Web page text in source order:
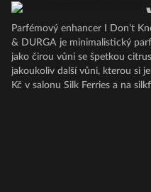
Parfémový enhancer I Don’t
& DURGA je minimalistický
jako čirou vůni se špetkou
jakoukoliv další vůni, kterou si
Kč v salonu Silk Ferries a na